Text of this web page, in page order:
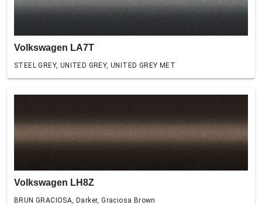
Volkswagen LA7T
STEEL GREY, UNITED GREY, UNITED GREY MET
Volkswagen LH8Z
BRUN GRACIOSA, Darker, Graciosa Brown